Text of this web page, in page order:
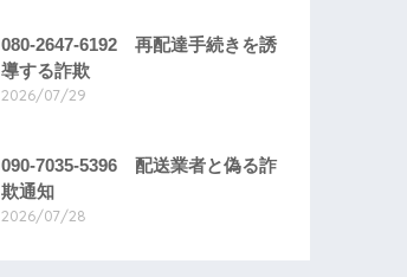
080-2647-6192 再配達手続きを誘
導する詐欺
2026/07/29
090-7035-5396 配送業者と偽る詐
欺通知
2026/07/28